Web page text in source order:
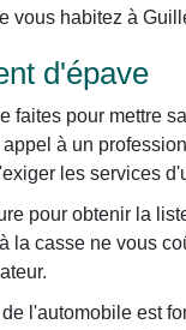
vous habitez à
d'épave
faites pour mettre
à un
les services
pour obtenir la
la casse ne vous
l'automobile est